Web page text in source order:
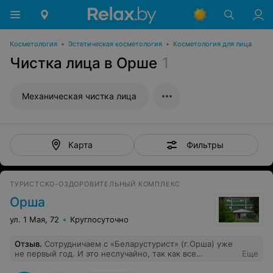
Косметология • Эстетическая косметология • Косметология для лица
Чистка лица в Орше 1
Механическая чистка лица
Карта Фильтры
ТУРИСТСКО-ОЗДОРОВИТЕЛЬНЫЙ КОМПЛЕКС
Орша
ул. 1 Мая, 72 Круглосуточно
Отзыв. Сотрудничаем с «Беларустурист» (г.Орша) уже
не первый год. И это неслучайно, так как все
Еще